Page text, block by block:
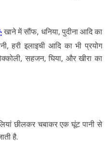
खाने में सौंफ, धनिया, पुदीना आदि का
हरी इलाइची आदि का भी प्रयोग
सहजन, घिया, और खीरा का
छीलकर चबाकर एक घूंट पानी से
है.